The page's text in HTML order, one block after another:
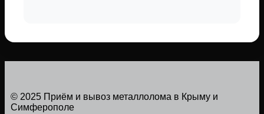
© 2025 Приём и вывоз металлолома в Крыму и
Симферополе